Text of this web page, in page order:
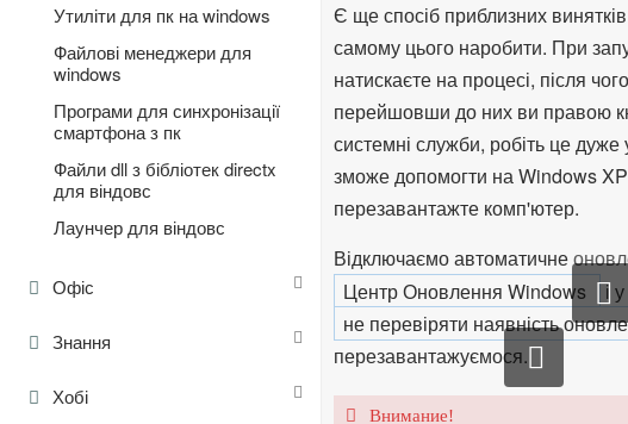
Є ще спосіб приблизних
самому цього наробити. При
натискаєте на процесі, після
перейшовши до них ви правою
системні служби, робіть це дуже
зможе допомогти на Windows XP
перезавантажте комп'ютер.
Відключаємо автоматичне
Центр Оновлення Windows і
не перевіряти наявність
перезавантажуємося.
Утиліти для пк на windows
Файлові менеджери для
windows
Програми для синхронізації
смартфона з пк
Файли dll з бібліотек directx
для віндовс
Лаунчер для віндовс
Офіс
Знання
Хобі